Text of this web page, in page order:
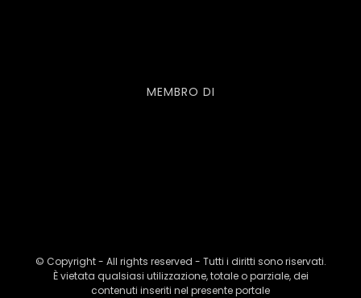
MEMBRO DI
© Copyright - All rights reserved - Tutti i diritti sono riservati.
È vietata qualsiasi utilizzazione, totale o parziale, dei
contenuti inseriti nel presente portale